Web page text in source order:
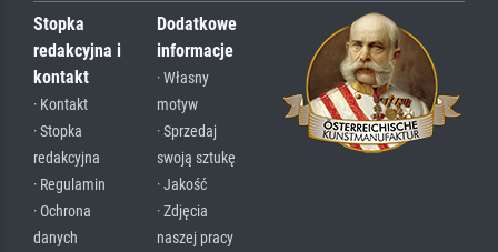
Stopka
redakcyjna i
kontakt
· Kontakt
· Stopka
redakcyjna
· Regulamin
· Ochrona
danych
Dodatkowe
informacje
· Własny
motyw
· Sprzedaj
swoją sztukę
· Jakość
· Zdjęcia
naszej pracy